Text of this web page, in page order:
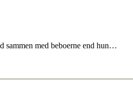
sammen med beboerne end hun…